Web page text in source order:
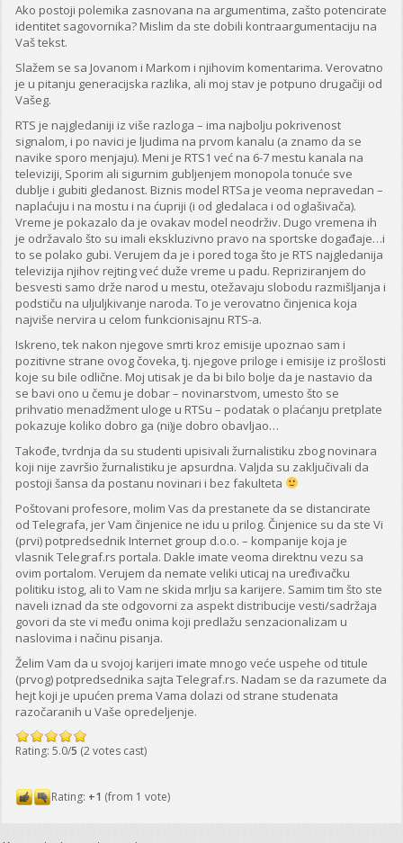
Ako postoji polemika zasnovana na argumentima, zašto potencirate
identitet sagovornika? Mislim da ste dobili kontraargumentaciju na
Vaš tekst.
Slažem se sa Jovanom i Markom i njihovim komentarima. Verovatno
je u pitanju generacijska razlika, ali moj stav je potpuno drugačiji od
Vašeg.
RTS je najgledaniji iz više razloga – ima najbolju pokrivenost
signalom, i po navici je ljudima na prvom kanalu (a znamo da se
navike sporo menjaju). Meni je RTS1 već na 6-7 mestu kanala na
televiziji, Sporim ali sigurnim gubljenjem monopola tonuće sve
dublje i gubiti gledanost. Biznis model RTSa je veoma nepravedan –
naplaćuju i na mostu i na ćupriji (i od gledalaca i od oglašivača).
Vreme je pokazalo da je ovakav model neodrživ. Dugo vremena ih
je održavalo što su imali ekskluzivno pravo na sportske događaje…i
to se polako gubi. Verujem da je i pored toga što je RTS najgledanija
televizija njihov rejting već duže vreme u padu. Repriziranjem do
besvesti samo drže narod u mestu, otežavaju slobodu razmišljanja i
podstiču na uljuljkivanje naroda. To je verovatno činjenica koja
najviše nervira u celom funkcionisajnu RTS-a.
Iskreno, tek nakon njegove smrti kroz emisije upoznao sam i
pozitivne strane ovog čoveka, tj. njegove priloge i emisije iz prošlosti
koje su bile odlične. Moj utisak je da bi bilo bolje da je nastavio da
se bavi ono u čemu je dobar – novinarstvom, umesto što se
prihvatio menadžment uloge u RTSu – podatak o plaćanju pretplate
pokazuje koliko dobro ga (ni)je dobro obavljao…
Takođe, tvrdnja da su studenti upisivali žurnalistiku zbog novinara
koji nije završio žurnalistiku je apsurdna. Valjda su zaključivali da
postoji šansa da postanu novinari i bez fakulteta
Poštovani profesore, molim Vas da prestanete da se distancirate
od Telegrafa, jer Vam činjenice ne idu u prilog. Činjenice su da ste Vi
(prvi) potpredsednik Internet group d.o.o. – kompanije koja je
vlasnik Telegraf.rs portala. Dakle imate veoma direktnu vezu sa
ovim portalom. Verujem da nemate veliki uticaj na uređivačku
politiku istog, ali to Vam ne skida mrlju sa karijere. Samim tim što ste
naveli iznad da ste odgovorni za aspekt distribucije vesti/sadržaja
govori da ste vi među onima koji predlažu senzacionalizam u
naslovima i načinu pisanja.
Želim Vam da u svojoj karijeri imate mnogo veće uspehe od titule
(prvog) potpredsednika sajta Telegraf.rs. Nadam se da razumete da
hejt koji je upućen prema Vama dolazi od strane studenata
razočaranih u Vaše opredeljenje.
Rating: 5.0/5 (2 votes cast)
Rating: +1 (from 1 vote)